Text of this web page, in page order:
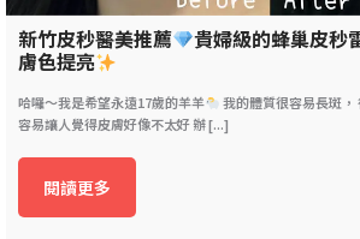
新竹皮秒醫美推薦 貴婦級的蜂巢皮秒
膚色提亮
哈囉～我是希望永遠17歲的羊羊
我的體質很容易長斑，
容易讓人覺得皮膚好像不太好 辦 [...]
閱讀更多